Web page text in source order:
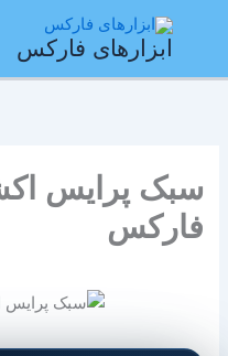
ابزارهای فارکس
فارکس